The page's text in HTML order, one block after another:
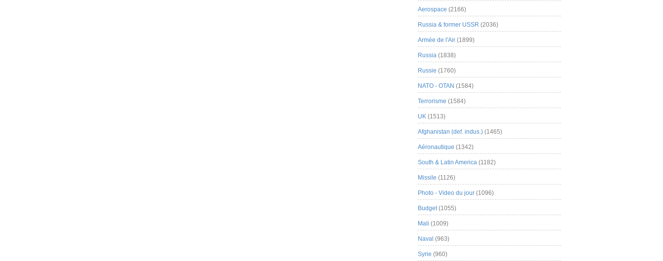
Aerospace (2166)
Russia & former USSR (2036)
Armée de l'Air (1899)
Russia (1838)
Russie (1760)
NATO - OTAN (1584)
Terrorisme (1584)
UK (1513)
Afghanistan (def. indus.) (1465)
Aéronautique (1342)
South & Latin America (1182)
Missile (1126)
Photo - Video du jour (1096)
Budget(1055)
Mali (1009)
Naval (963)
Syrie (960)